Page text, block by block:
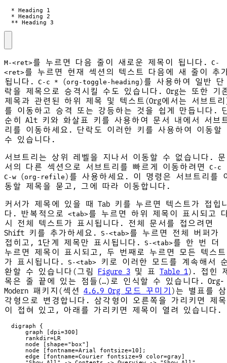
  ** Heading 3
M-<ret>를 누르면 다음 줄이 새로운 제목이 됩니다.
C-
<ret>를 누르면 현재 섹션의 텍스트 다음에 새 줄이 추
됩니다.
C-c * (org-toggle-heading)를 사용하여 일반 단
락을 제목으로 승격시킬 수도 있습니다. Org는 또한 기
제목과 관련된 하위 제목 및 텍스트(Org에서는 서브트
를 이동하고 승격 또는 강등하는 것을 쉽게 만듭니다.
순히 Alt 키와 화살표 키를 사용하여 문서 내에서 서브
리를 이동하세요. 단락도 이러한 키를 사용하여 이동할
수 있습니다.
서브트리는 상위 레벨을 지나서 이동할 수 없습니다. 문
서의 다른 섹션으로 서브트리를 빠르게 이동하려면
C-c
C-w
(org-refile)를 사용하세요. 이 명령은 서브트리를
동할 제목을 묻고, 그에 따라 이동합니다.
커서가 제목에 있을 때 Tab 키를 누르면 텍스트가 접힙
다. 반복적으로
<tab>를 누르면 하위 제목이 표시되고
시 전체 텍스트가 표시됩니다. 전체 문서를 접으려면
Shift 키를 추가하세요.
S-<tab>를 누르면 전체 버퍼가
접히고, 1단계 제목만 표시됩니다.
S-<tab>를 한 번 더
누르면 제목이 표시되고, 두 번째로 누르면 모든 텍스트
가 표시됩니다.
S-<tab>
키로 이러한 모드를 계속해서
환할 수 있습니다(그림 Figure 3 및 표 Table 1). 접힌
목은 줄 끝에 있는 점들(…)로 인식할 수 있습니다. Org-
Modern 패키지(섹션 4.6.9 Org 모드 꾸미기 )는 별표를 삼
각형으로 변경합니다. 삼각형이 오른쪽을 가리키면 제목
이 접혀 있고, 아래를 가리키면 제목이 열려 있습니다.
  digraph {
      graph [dpi=300]
      rankdir=LR
      node [shape="box"]
      node [fontname=Arial fontsize=10];
      edge [fontname=Courier fontsize=9 color=gray]